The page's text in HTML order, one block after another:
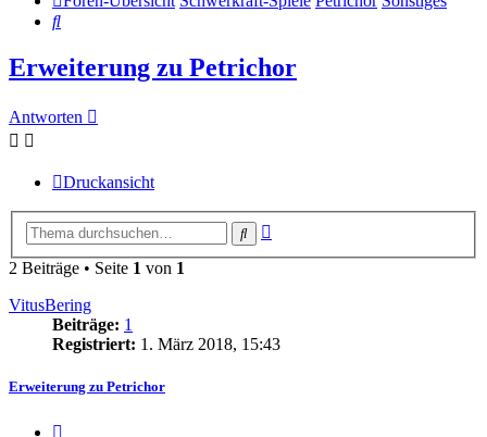
Suche
Erweiterung zu Petrichor
Antworten
Druckansicht
Suche
2 Beiträge • Seite 1 von 1
VitusBering
Beiträge: 1
Registriert: 1. März 2018, 15:43
Erweiterung zu Petrichor